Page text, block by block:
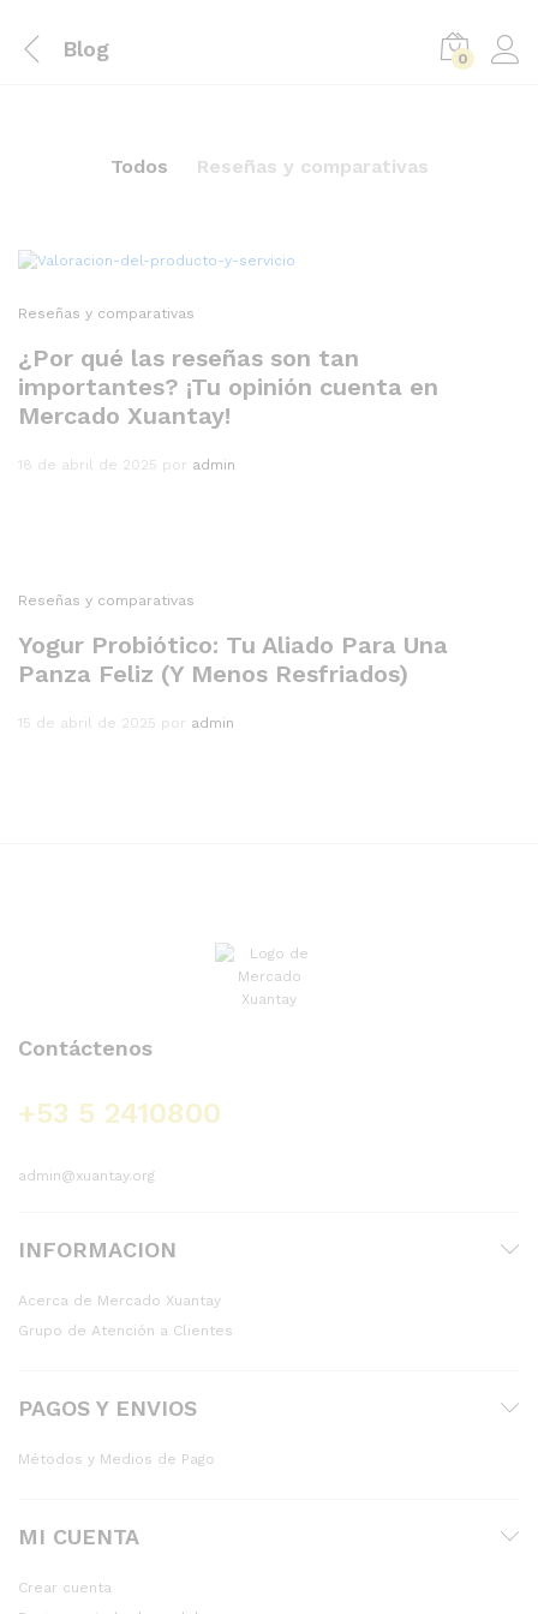
Blog 0
Todos Reseñas y comparativas
Reseñas y comparativas
¿Por qué las reseñas son tan
importantes? ¡Tu opinión cuenta en
Mercado Xuantay!
18 de abril de 2025 por admin
Reseñas y comparativas
Yogur Probiótico: Tu Aliado Para Una
Panza Feliz (Y Menos Resfriados)
15 de abril de 2025 por admin
Contáctenos
+53 5 2410800
admin@xuantay.org
INFORMACION
Acerca de Mercado Xuantay
Grupo de Atención a Clientes
PAGOS Y ENVIOS
Métodos y Medios de Pago
MI CUENTA
Crear cuenta